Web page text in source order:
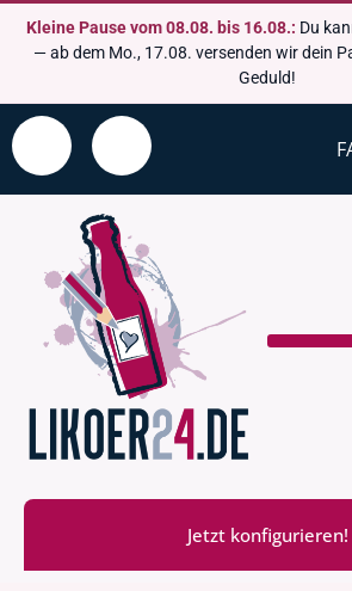
Kleine Pause vom 08.08. bis 16.08.: Du
— ab dem Mo., 17.08. versenden wir dein
Geduld!
Jetzt konfigurieren!